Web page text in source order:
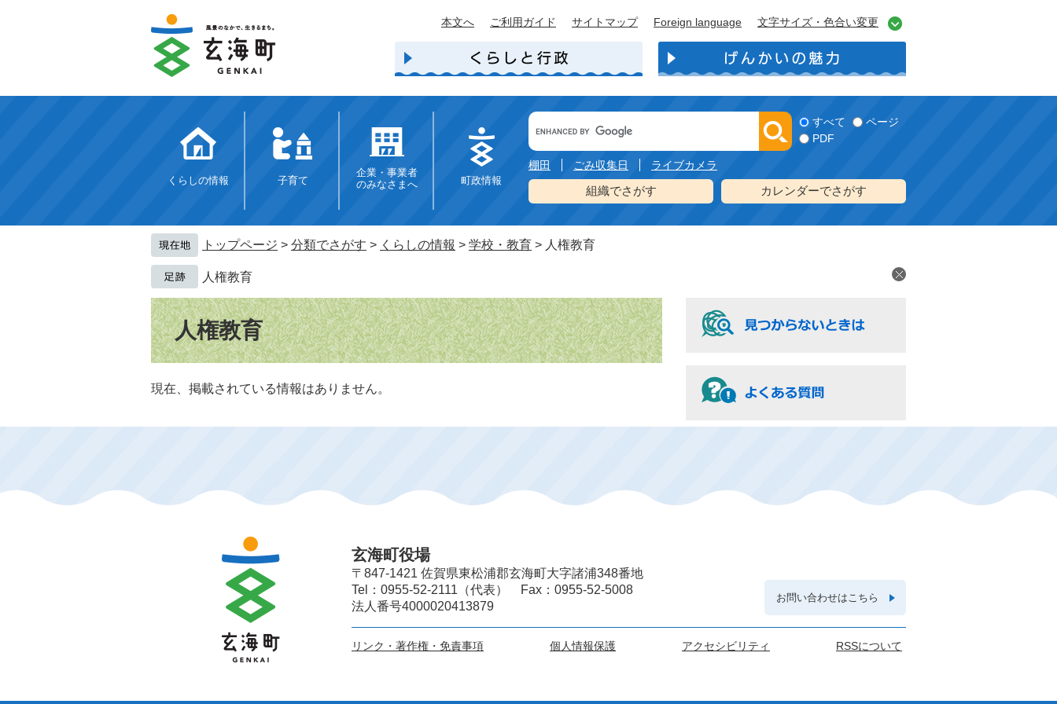
本文へ ご利用ガイド サイトマップ Foreign language 文字サイズ・色合い変更
くらしの情報 子育て
企業・事業者
のみなさまへ
町政情報
Google
カ
ス
タ
ム
検
索
すべて
ページ
PDF
棚田 ごみ収集日 ライブカメラ
組織でさがす カレンダーでさがす
トップページ > 分類でさがす > くらしの情報 > 学校・教育 > 人権教育
人権教育
本
文
人権教育
現在、掲載されている情報はありません。
玄海町役場
〒847-1421 佐賀県東松浦郡玄海町大字諸浦348番地
Tel：0955-52-2111（代表） Fax：0955-52-5008
法人番号4000020413879
お問い合わせはこちら
リンク・著作権・免責事項 個人情報保護 アクセシビリティ RSSについて